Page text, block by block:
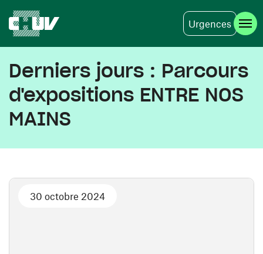
Urgences
Derniers jours : Parcours
d'expositions ENTRE NOS
MAINS
30 octobre 2024